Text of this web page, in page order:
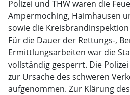
Polizei und THW waren die
Ampermoching, Haimhausen
sowie die
Für die Dauer der Rettungs-,
Ermittlungsarbeiten war die
vollständig gesperrt. Die
zur Ursache des schweren
aufgenommen. Zur Klärung